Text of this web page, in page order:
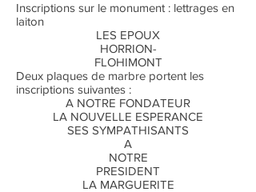
Inscriptions sur le monument : lettrages en
laiton
LES EPOUX
HORRION-
FLOHIMONT
Deux plaques de marbre portent les
inscriptions suivantes :
A NOTRE FONDATEUR
LA NOUVELLE ESPERANCE
SES SYMPATHISANTS
A
NOTRE
PRESIDENT
LA MARGUERITE